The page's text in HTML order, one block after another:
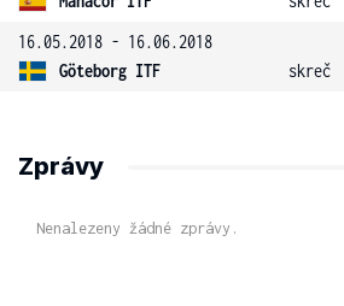
16.05.2018 - 16.06.2018
Göteborg ITF
skreč
Zprávy
Nenalezeny žádné zprávy.